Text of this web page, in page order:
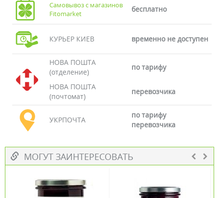
Самовывоз с магазинов
Fitomarket
бесплатно
КУРЬЕР КИЕВ временно не доступен
НОВА ПОШТА
(отделение)
по тарифу
НОВА ПОШТА
(почтомат)
перевозчика
УКРПОЧТА
по тарифу
перевозчика
МОГУТ ЗАИНТЕРЕСОВАТЬ